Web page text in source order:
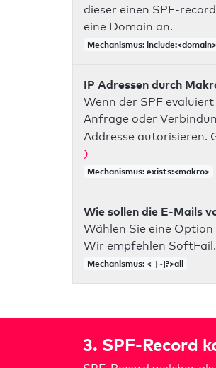
dieser einen SPF-
eine Domain an.
Mechanismus: include:<domain>
IP Adressen durch
Wenn der SPF
Anfrage oder
Addresse autorisieren.
)
Mechanismus: exists:<makro>
Wie sollen die E-Mails
Wählen Sie eine
Wir empfehlen SoftFail.
Mechanismus: <-|~|?>all
3. SPF-Record